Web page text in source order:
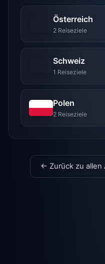
Österreich
2 Reiseziele
Schweiz
1 Reiseziele
Polen
2 Reiseziele
← Zurück zu allen